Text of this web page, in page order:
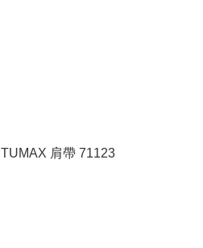
TUMAX 肩帶 71123